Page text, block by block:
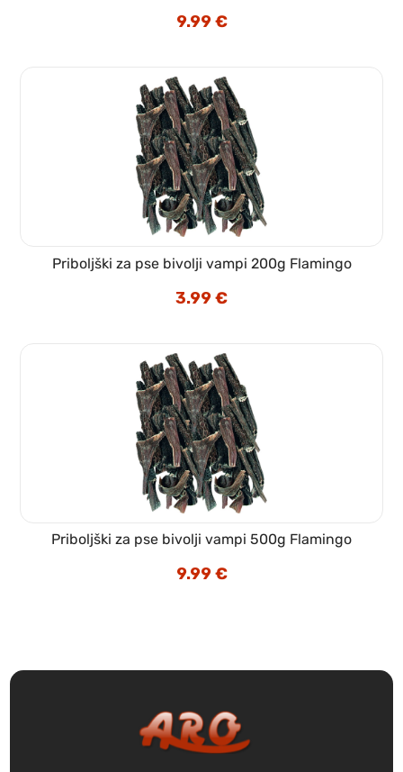
9.99€
Priboljški za pse bivolji vampi 200g Flamingo
3.99€
Priboljški za pse bivolji vampi 500g Flamingo
9.99€